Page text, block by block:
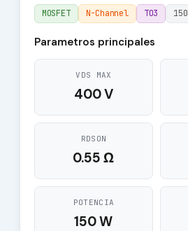
MOSFET N-Channel TO3
Parametros principales
VDS MAX
400 V
RDSON
0.55 Ω
POTENCIA
150 W